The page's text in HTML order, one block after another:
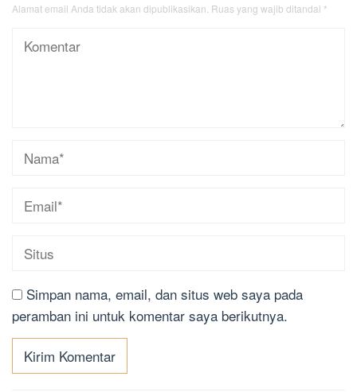
Alamat email Anda tidak akan dipublikasikan. Ruas yang wajib ditandai *
Simpan nama, email, dan situs web saya pada
peramban ini untuk komentar saya berikutnya.